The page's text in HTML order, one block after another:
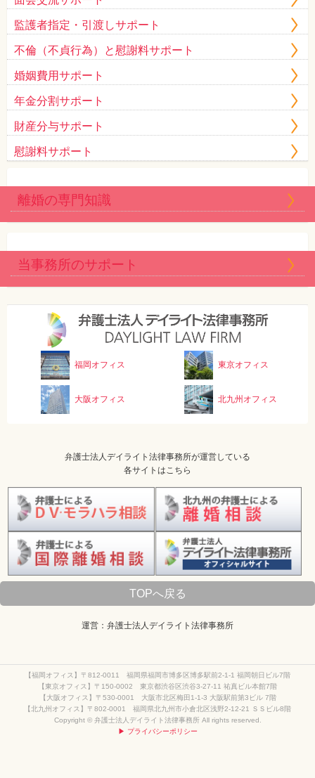
監護者指定・引渡しサポート
不倫（不貞行為）と慰謝料サポート
婚姻費用サポート
年金分割サポート
財産分与サポート
慰謝料サポート
離婚の専門知識
当事務所のサポート
福岡オフィス 東京オフィス
大阪オフィス 北九州オフィス
弁護士法人デイライト法律事務所が運営している
各サイトはこちら
TOPへ戻る
運営：弁護士法人デイライト法律事務所
【福岡オフィス】〒812-0011 福岡県福岡市博多区博多駅前2-1-1 福岡朝日ビル7階
【東京オフィス】〒150-0002 東京都渋谷区渋谷3-27-11 祐真ビル本館7階
【大阪オフィス】〒530-0001 大阪市北区梅田1-1-3 大阪駅前第3ビル 7階
【北九州オフィス】〒802-0001 福岡県北九州市小倉北区浅野2-12-21 ＳＳビル8階
Copyright © 弁護士法人デイライト法律事務所 All rights reserved.
▶ プライバシーポリシー